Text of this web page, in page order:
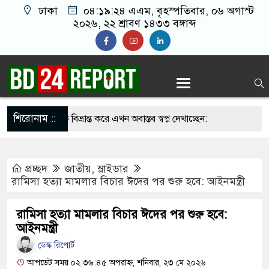
ঢাকা ০৪:১৯:২৫ এএম, বৃহস্পতিবার, ০৬ অগাস্ট
২০২৬, ২২ শ্রাবণ ১৪৩৩ বঙ্গাব্দ
শিরোনাম ::
দলকে বিভ্রান্ত করে এখন অবাস্তব স্বপ্ন দেখাচ্ছেন:
বাড়িতে অতিরিক্ত পুলিশ মোতায়েন
বক্তারা
রাখতে চাচ্ছে না: আসিফ মাহমুদ
প্রচ্ছদ জাতীয়,স্লাইডার
রামিসা হত্যা মামলার বিচার ঈদের পর শুরু হবে: আইনমন্ত্রী
রামিসা হত্যা মামলার বিচার ঈদের পর শুরু হবে:
আইনমন্ত্রী
ডেস্ক রিপোর্ট
আপডেট সময় ০২:৩৬:৪৫ অপরাহ্ন, শনিবার, ২৩ মে ২০২৬